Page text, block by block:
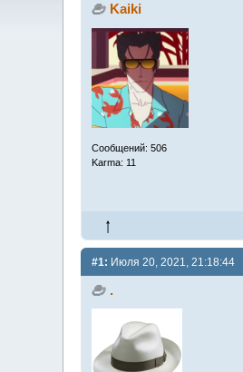
Kaiki
Сообщений: 506
Karma: 11
#1: Июля 20, 2021, 21:18:44
.